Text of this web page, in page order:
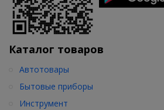
Каталог товаров
Автотовары
Бытовые приборы
Инструмент